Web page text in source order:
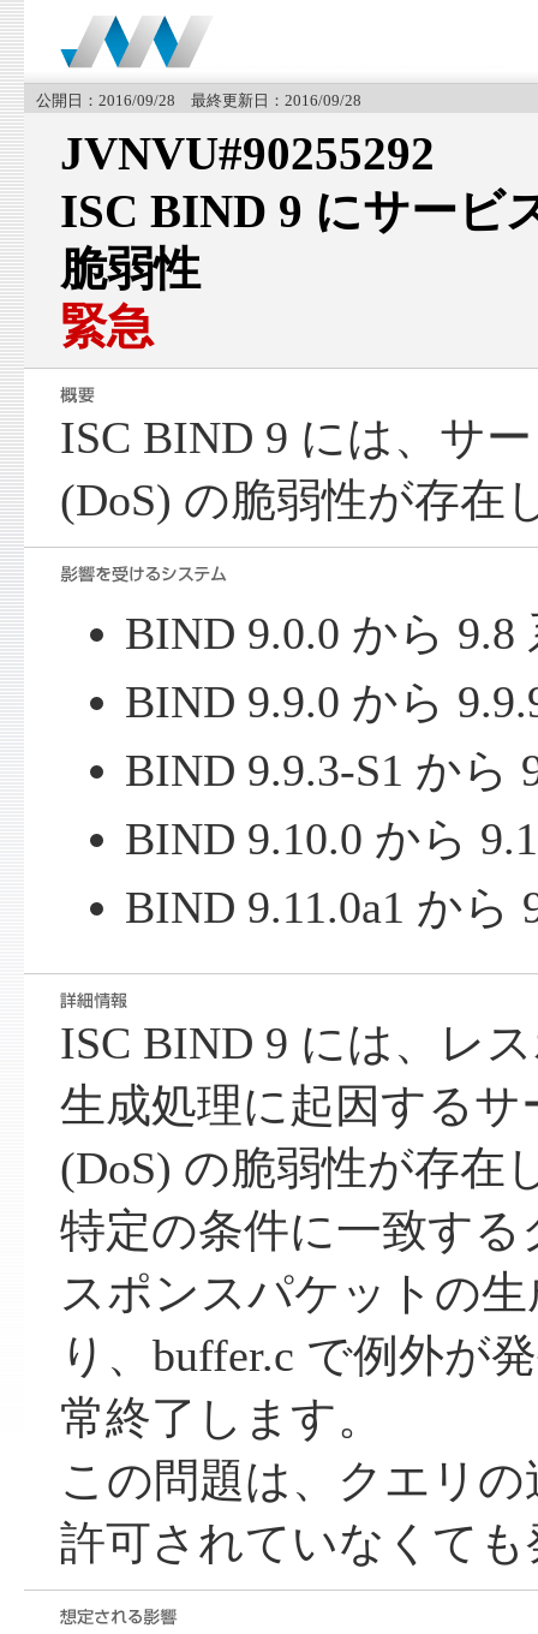
公開日：2016/09/28 最終更新日：2016/09/28
JVNVU#90255292
ISC BIND 9 にサービ
脆弱性
緊急
ISC BIND 9 には、サ
(DoS) の脆弱性が存在
BIND 9.0.0 から 9.8
BIND 9.9.0 から
BIND 9.9.3-S1 から
BIND 9.10.0 から
BIND 9.11.0a1 から
ISC BIND 9 には、レ
生成処理に起因するサ
(DoS) の脆弱性が存在
特定の条件に一致す
スポンスパケットの
り、buffer.c で例外が
常終了します。
この問題は、クエリ
許可されていなくて